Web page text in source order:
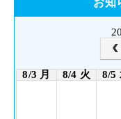
お知
8/3 月 8/4 火 8/5